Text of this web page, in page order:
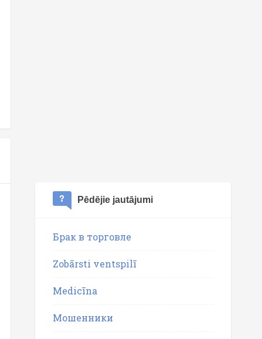
Pēdējie jautājumi
Брак в торговле
Zobārsti ventspilī
Medicīna
Мошенники